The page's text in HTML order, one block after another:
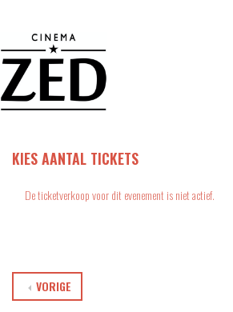
KIES AANTAL TICKETS
De ticketverkoop voor dit evenement is niet actief.
VORIGE